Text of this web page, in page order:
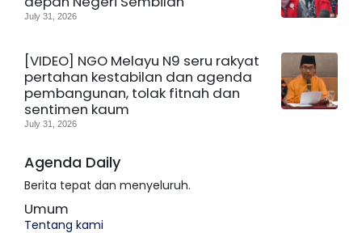
July 31, 2026
[VIDEO] NGO Melayu N9 seru rakyat
pertahan kestabilan dan agenda
pembangunan, tolak fitnah dan
sentimen kaum
July 31, 2026
Agenda Daily
Berita tepat dan menyeluruh.
Umum
Tentang kami